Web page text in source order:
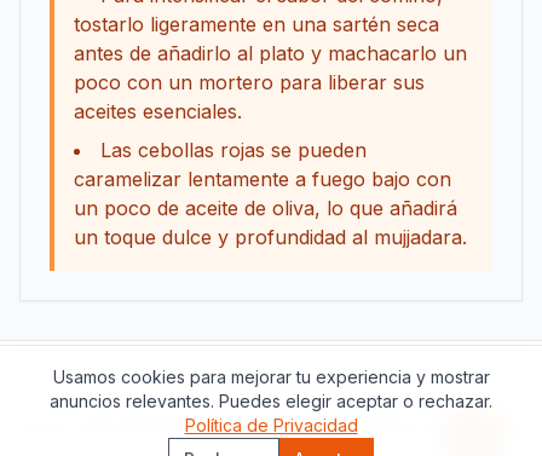
tostarlo ligeramente en una sartén seca
antes de añadirlo al plato y machacarlo un
poco con un mortero para liberar sus
aceites esenciales.
Las cebollas rojas se pueden
caramelizar lentamente a fuego bajo con
un poco de aceite de oliva, lo que añadirá
un toque dulce y profundidad al mujjadara.
Apoya este proyecto
Política de PrivacidadTérminos del Servicio
Usamos cookies para mejorar tu experiencia y mostrar
anuncios relevantes. Puedes elegir aceptar o rechazar.
Política de Privacidad